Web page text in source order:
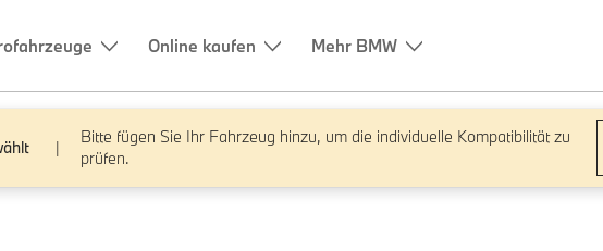
|
Bitte fügen Sie Ihr Fahrzeug hinzu, um die individuelle Kompatibilität zu
prüfen.